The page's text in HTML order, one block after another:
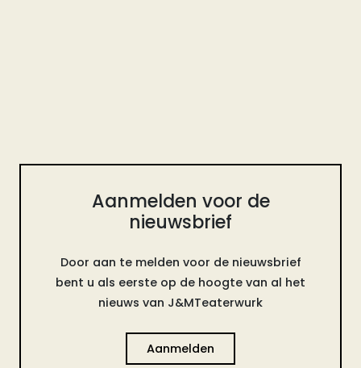
Aanmelden voor de
nieuwsbrief
Door aan te melden voor de nieuwsbrief
bent u als eerste op de hoogte van al het
nieuws van J&MTeaterwurk
Aanmelden